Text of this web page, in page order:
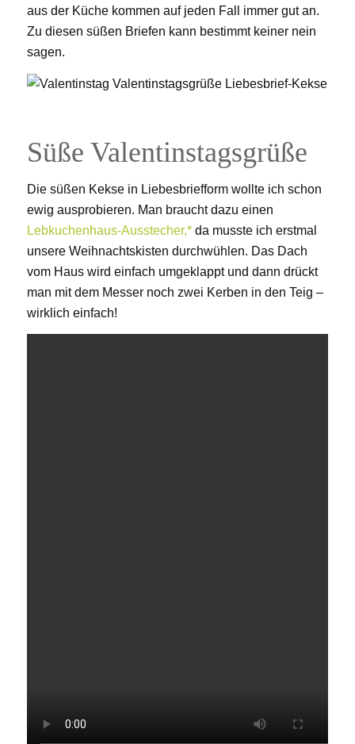
aus der Küche kommen auf jeden Fall immer gut an.
Zu diesen süßen Briefen kann bestimmt keiner nein
sagen.
Süße Valentinstagsgrüße
Die süßen Kekse in Liebesbriefform wollte ich schon
ewig ausprobieren. Man braucht dazu einen
Lebkuchenhaus-Ausstecher,*da musste ich erstmal
unsere Weihnachtskisten durchwühlen. Das Dach
vom Haus wird einfach umgeklappt und dann drückt
man mit dem Messer noch zwei Kerben in den Teig –
wirklich einfach!